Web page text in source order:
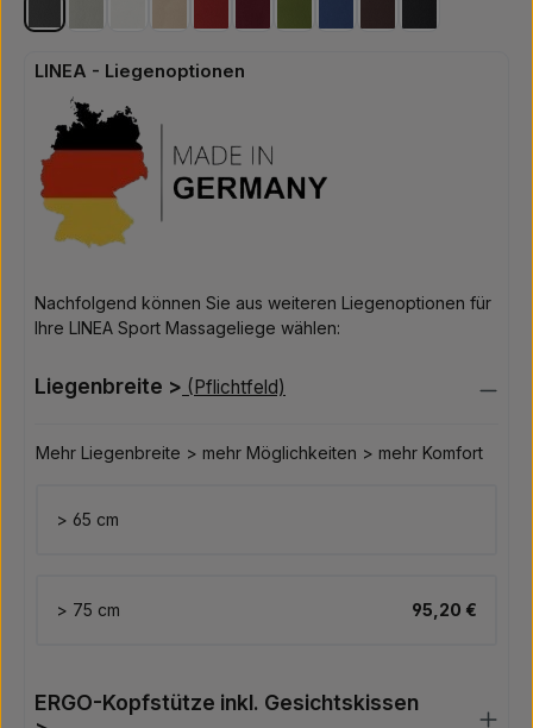
OMEGA-PU-graphit
OMEGA-PU-hellgrau
OMGEA-PU-weiss
OMEGA-PU-beige
OMEGA-PU-rot
OMEGA-PU-bordeaux
OMEGA-PU-tanne
OMEGA-PU-marine
OMEGA-PU-nuss
OMEGA-PU-
LINEA - Liegenoptionen
Nachfolgend können Sie aus weiteren Liegenoptionen für
Ihre LINEA Sport Massageliege wählen:
Liegenbreite > (Pflichtfeld)
Mehr Liegenbreite > mehr Möglichkeiten > mehr Komfort
> 65 cm
> 75 cm 95,20 €
ERGO-Kopfstütze inkl. Gesichtskissen